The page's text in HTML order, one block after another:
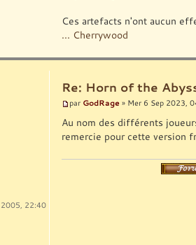
Ces artefacts n'ont aucun
... Cherrywood
Re: Horn of the
par GodRage » Mer 6 Sep 2023,
Au nom des différents
remercie pour cette version
2005, 22:40